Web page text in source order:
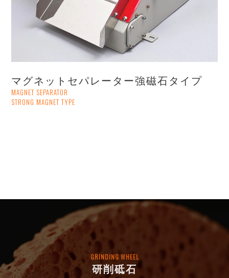
マグネットセパレーター強磁石タイプ
MAGNET SEPARATOR
STRONG MAGNET TYPE
GRINDING WHEEL
研削砥石